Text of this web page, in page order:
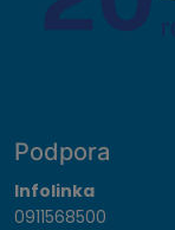
Podpora
Infolinka
0911568500